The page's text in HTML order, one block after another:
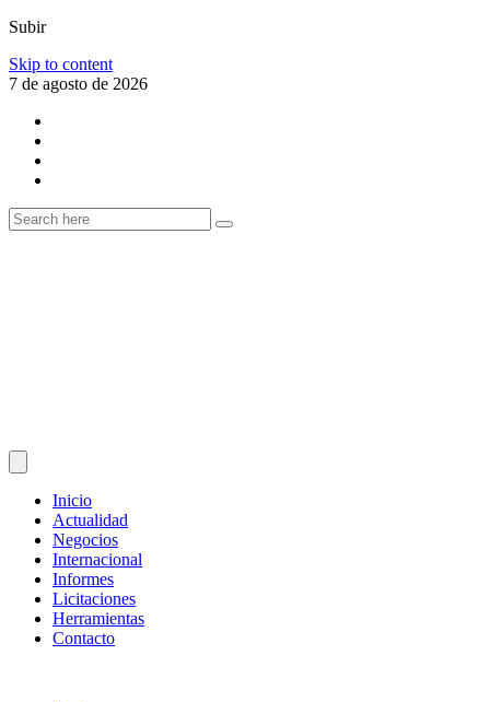
Subir
Skip to content
7 de agosto de 2026
Inicio
Actualidad
Negocios
Internacional
Informes
Licitaciones
Herramientas
Contacto